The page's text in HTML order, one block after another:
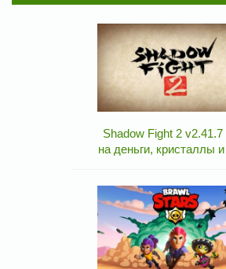
Shadow Fight 2
на деньги, кристаллы